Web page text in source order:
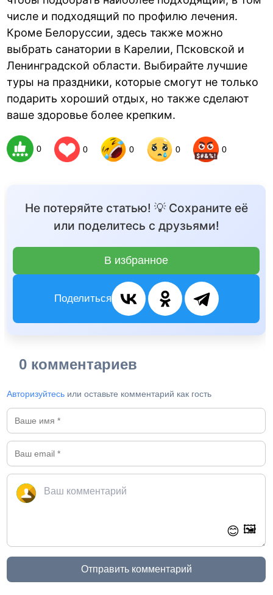
числе и подходящий по профилю лечения.
Кроме Белоруссии, здесь также можно
выбрать санатории в Карелии, Псковской и
Ленинградской области. Выбирайте лучшие
туры на праздники, которые смогут не только
подарить хороший отдых, но также сделают
ваше здоровье более крепким.
0 0 0 0 0
Не потеряйте статью! 💡 Сохраните её
или поделитесь с друзьями!
В избранное
Поделиться
0 комментариев
Авторизуйтесь или оставьте комментарий как гость
😊 🖼️
Отправить комментарий